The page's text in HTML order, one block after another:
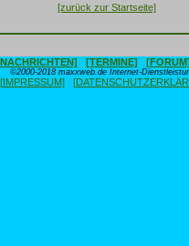
[zurück zur Startseite]
[TERMINE] [FORUM]
©2000-2018 maxxweb.de Internet-
[IMPRESSUM]